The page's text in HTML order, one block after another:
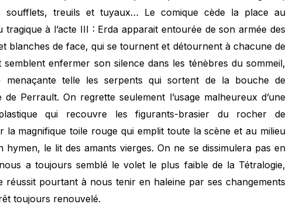
soufflets, treuils et tuyaux… Le comique cède la place au
tragique à l’acte III : Erda apparait entourée de son armée des
blanches de face, qui se tournent et détournent à chacune de
enfermer son silence dans les ténèbres du sommeil,
telle les serpents qui sortent de la bouche de
Perrault. On regrette seulement l’usage malheureux d’une
qui recouvre les figurants-brasier du rocher de
la magnifique toile rouge qui emplit toute la scène et au milieu
le lit des amants vierges. On ne se dissimulera pas en
a toujours semblé le volet le plus faible de la Tétralogie,
réussit pourtant à nous tenir en haleine par ses changements
toujours renouvelé.